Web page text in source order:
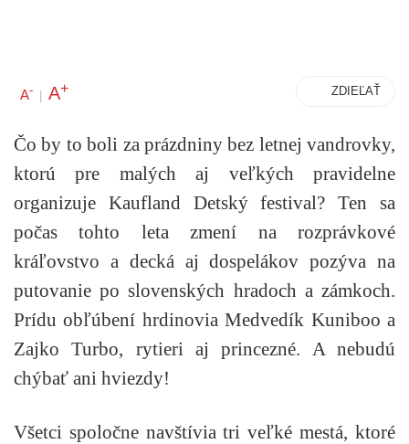
A- | A+ ZDIEĽAŤ
Čo by to boli za prázdniny bez letnej vandrovky,
ktorú pre malých aj veľkých pravidelne
organizuje Kaufland Detský festival? Ten sa
počas tohto leta zmení na rozprávkové
kráľovstvo a decká aj dospelákov pozýva na
putovanie po slovenských hradoch a zámkoch.
Prídu obľúbení hrdinovia Medvedík Kuniboo a
Zajko Turbo, rytieri aj princezné. A nebudú
chýbať ani hviezdy!
Všetci spoločne navštívia tri veľké mestá, ktoré